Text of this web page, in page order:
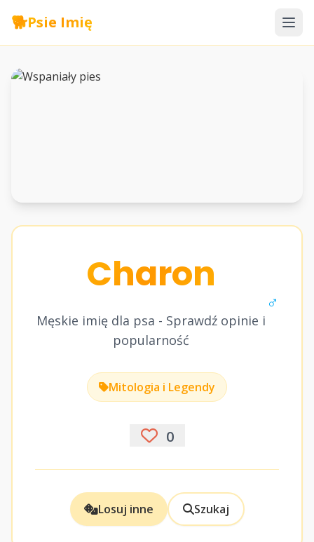
🐕Psie Imię
Charon
Męskie imię dla psa - Sprawdź opinie i
popularność
♂
Mitologia i Legendy
0
Losuj inne Szukaj